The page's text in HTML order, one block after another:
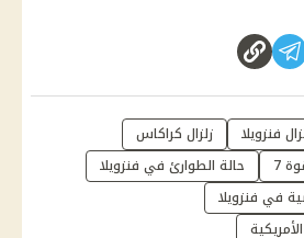
فنزويلا
زلزال كراكاس
7
حالة الطوارئ في فنزويلا
في فنزويلا